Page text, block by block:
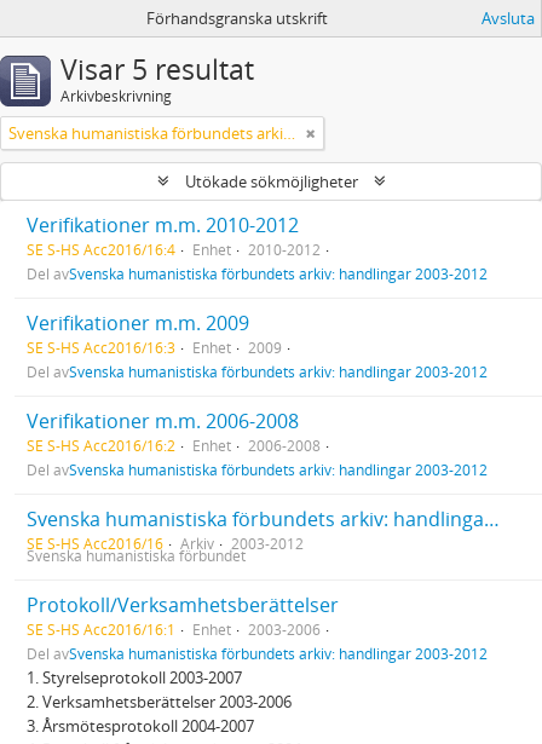
Förhandsgranska utskrift Avsluta
Visar 5 resultat
Arkivbeskrivning
Svenska humanistiska förbundets arkiv: handlingar 2003-2012
Utökade sökmöjligheter
Verifikationer m.m. 2010-2012
SE S-HS Acc2016/16:4 Enhet
2010-2012
Del avSvenska humanistiska förbundets arkiv: handlingar 2003-2012
Verifikationer m.m. 2009
SE S-HS Acc2016/16:3 Enhet
2009
Del avSvenska humanistiska förbundets arkiv: handlingar 2003-2012
Verifikationer m.m. 2006-2008
SE S-HS Acc2016/16:2 Enhet
2006-2008
Del avSvenska humanistiska förbundets arkiv: handlingar 2003-2012
Svenska humanistiska förbundets arkiv: handlingar 2003-2012
SE S-HS Acc2016/16 Arkiv 2003-2012
Svenska humanistiska förbundet
Protokoll/Verksamhetsberättelser
SE S-HS Acc2016/16:1 Enhet
2003-2006
Del avSvenska humanistiska förbundets arkiv: handlingar 2003-2012
1. Styrelseprotokoll 2003-2007
2. Verksamhetsberättelser 2003-2006
3. Årsmötesprotokoll 2004-2007